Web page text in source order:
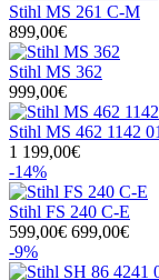
Stihl MS 261 C-M
899,00€
Stihl MS 362
999,00€
Stihl MS 462 1142
1 199,00€
-14%
Stihl FS 240 C-E
599,00€ 699,00€
-9%